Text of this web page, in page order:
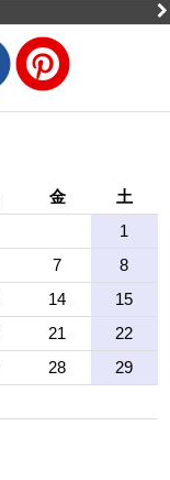
金
土
1
7
8
14
15
21
22
28
29